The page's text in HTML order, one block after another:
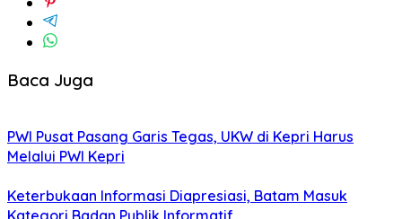
Baca Juga
PWI Pusat Pasang Garis Tegas, UKW di Kepri Harus
Melalui PWI Kepri
Keterbukaan Informasi Diapresiasi, Batam Masuk